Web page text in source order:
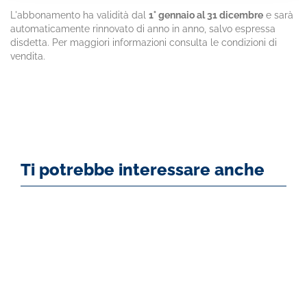
L'abbonamento ha validità dal 1° gennaio al 31 dicembre e sarà
automaticamente rinnovato di anno in anno, salvo espressa
disdetta. Per maggiori informazioni consulta le condizioni di
vendita.
Ti potrebbe interessare anche